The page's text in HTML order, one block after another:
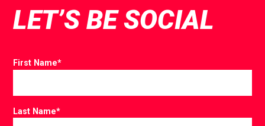
LET’S BE SOCIAL
First Name*
Last Name*